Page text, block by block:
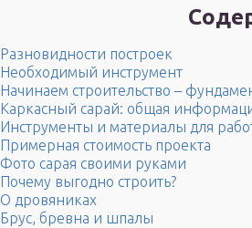
Разновидности построек
Необходимый инструмент
Начинаем строительство –
Каркасный сарай: общая
Инструменты и материалы для
Примерная стоимость проекта
Фото сарая своими руками
Почему выгодно строить?
О дровяниках
Брус, бревна и шпалы